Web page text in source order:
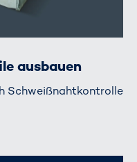
ausbauen
Schweißnahtkontrolle